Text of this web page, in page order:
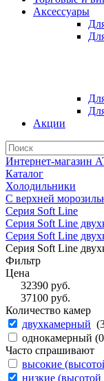
Аксессуары
Акции
Интернет-магазин
Каталог
Холодильники
С верхней
Серия Soft Line
Серия Soft Line
Серия Soft Line
Серия Soft Line
Фильтр
Цена
32390руб.
37100руб.
Количество камер
двухкамерный (
однокамерный (0
Часто спрашивают
высокие
низкие